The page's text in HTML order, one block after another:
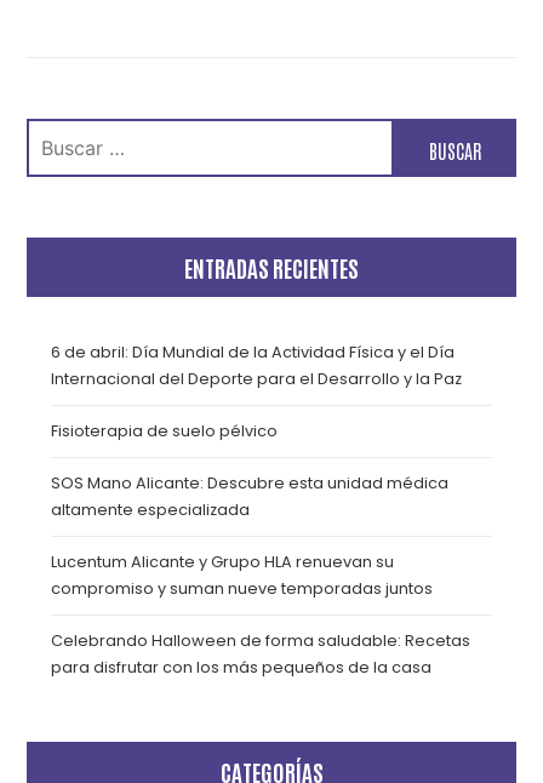
Buscar:
ENTRADAS RECIENTES
6 de abril: Día Mundial de la Actividad Física y el Día
Internacional del Deporte para el Desarrollo y la Paz
Fisioterapia de suelo pélvico
SOS Mano Alicante: Descubre esta unidad médica
altamente especializada
Lucentum Alicante y Grupo HLA renuevan su
compromiso y suman nueve temporadas juntos
Celebrando Halloween de forma saludable: Recetas
para disfrutar con los más pequeños de la casa
CATEGORÍAS